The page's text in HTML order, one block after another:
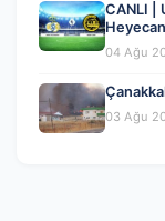
CANLI |
04
04 Ağu
03 Ağu